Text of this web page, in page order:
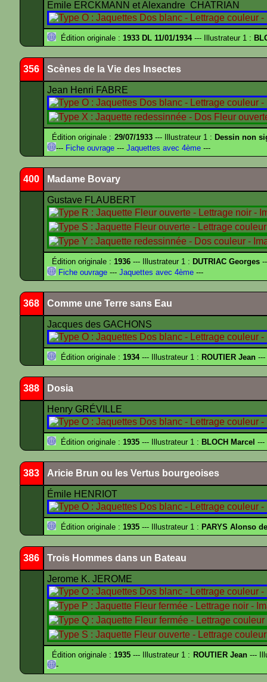
Emile ERCKMANN et Alexandre CHATRIAN
Édition originale : 1933 DL 11/01/1934--- Illustrateur 1 :
356 Scènes de la Vie des Insectes
Jean Henri FABRE
Édition originale : 29/07/1933--- Illustrateur 1 : Dessin non
--- Fiche ouvrage --- Jaquettes avec 4ème ---
400 Madame Bovary
Gustave FLAUBERT
Édition originale :1936 --- Illustrateur 1 : DUTRIAC Georges
Fiche ouvrage --- Jaquettes avec 4ème ---
368 Comme une Terre sans Eau
Jacques des GACHONS
Édition originale : 1934--- Illustrateur 1 : ROUTIER Jean ---
388 Dosia
Henry GRÉVILLE
Édition originale : 1935 --- Illustrateur 1 : BLOCH Marcel ---
383 Aricie Brun ou les Vertus bourgeoises
Émile HENRIOT
Édition originale : 1935 --- Illustrateur 1 : PARYS Alonso de
386 Trois Hommes dans un Bateau
Jerome K. JEROME
Édition originale :1935 --- Illustrateur 1 : ROUTIER Jean---
-